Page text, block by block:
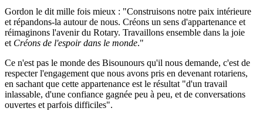
Gordon le dit mille fois mieux : "Construisons notre paix intérieure
et répandons-la autour de nous. Créons un sens d'appartenance et
réimaginons l'avenir du Rotary. Travaillons ensemble dans la joie
et Créons de l'espoir dans le monde."
Ce n'est pas le monde des Bisounours qu'il nous demande, c'est de
respecter l'engagement que nous avons pris en devenant rotariens,
en sachant que cette appartenance est le résultat "d'un travail
inlassable, d'une confiance gagnée peu à peu, et de conversations
ouvertes et parfois difficiles".